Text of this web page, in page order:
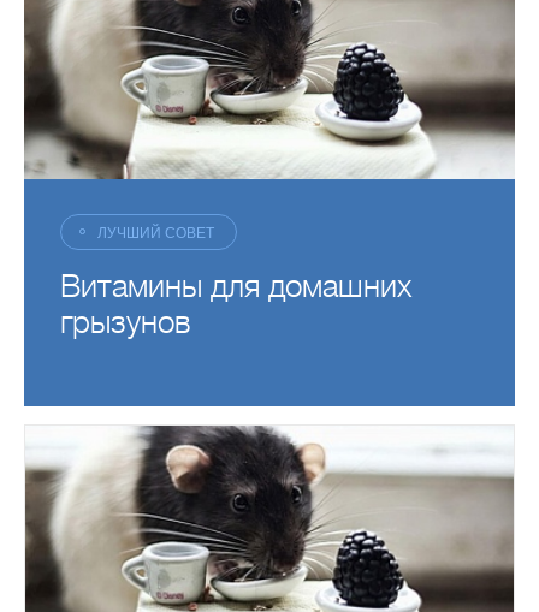
Как избавиться от запаха
хорька
ЛУЧШИЙ СОВЕТ
Витамины для домашних
грызунов